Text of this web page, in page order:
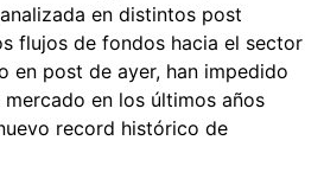
en distintos post
flujos de fondos hacia el sector
en post de ayer, han impedido
en los últimos años
record histórico de